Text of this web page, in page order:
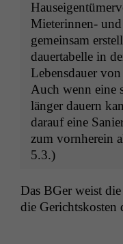
Mieterin­nen-
gemein­sam
dauerta­belle in
Lebens­dauer
Auch wenn eine
länger dauern
darauf eine
zum vorn­here­in
5.3.)
Das BGer weist
die Gericht­skosten